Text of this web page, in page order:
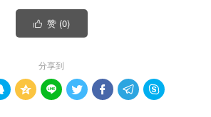
 赞 (0)
分享到
     